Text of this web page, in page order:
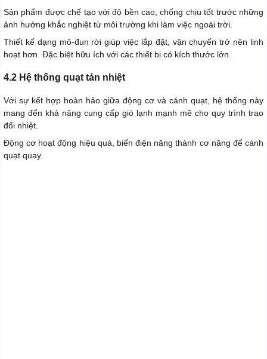
Sản phẩm được chế tạo với độ bền cao, chống chịu tốt trước những
ảnh hưởng khắc nghiệt từ môi trường khi làm việc ngoài trời.
Thiết kế dạng mô-đun rời giúp việc lắp đặt, vận chuyển trở nên linh
hoạt hơn. Đặc biệt hữu ích với các thiết bị có kích thước lớn.
4.2 Hệ thống quạt tản nhiệt
Với sự kết hợp hoàn hảo giữa động cơ và cánh quạt, hệ thống này
mang đến khả năng cung cấp gió lạnh mạnh mẽ cho quy trình trao
đổi nhiệt.
Động cơ hoạt động hiệu quả, biến điện năng thành cơ năng để cánh
quạt quay.